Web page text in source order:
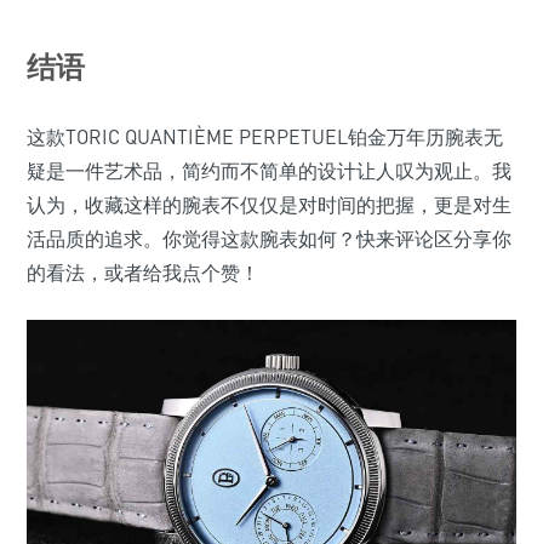
结语
这款TORIC QUANTIÈME PERPETUEL铂金万年历腕表无
疑是一件艺术品，简约而不简单的设计让人叹为观止。我
认为，收藏这样的腕表不仅仅是对时间的把握，更是对生
活品质的追求。你觉得这款腕表如何？快来评论区分享你
的看法，或者给我点个赞！